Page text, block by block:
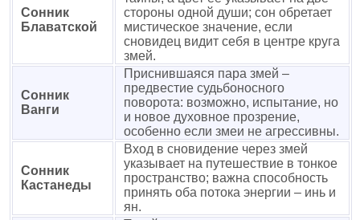
Сонник
Блаватской
стороны одной души; сон обретает
мистическое значение, если
сновидец видит себя в центре круга
змей.
Сонник
Ванги
Приснившаяся пара змей –
предвестие судьбоносного
поворота: возможно, испытание, но
и новое духовное прозрение,
особенно если змеи не агрессивны.
Сонник
Кастанеды
Вход в сновидение через змей
указывает на путешествие в тонкое
пространство; важна способность
принять оба потока энергии – инь и
ян.